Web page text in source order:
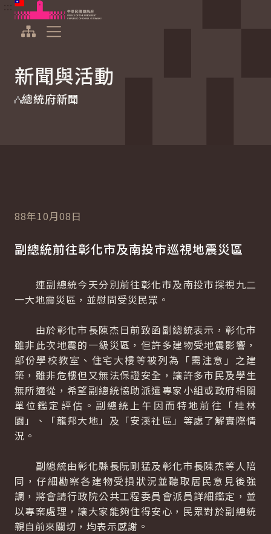
跳到主要內容
中華民國總統府
新聞與活動
總統府新聞
88年10月08日
副總統前往彰化市及南投市巡視地震災區
連副總統今天分別前往彰化市及南投市探視九二
一大地震災區，並慰問受災民眾。
由於彰化市長陳杰日前致函副總統表示，彰化市
雖非此次地震的一級災區，但許多建物受地震影響，
部份學校教室、住宅大樓等被列為「需注意」之建
築，雖非危樓但又無法保證安全，讓許多市民及學生
無所適從，希望副總統協助派遣專家小組或政府相關
單位鑑定評估。副總統上午因而特地前往「桂林
園」、「龍邦大地」及「安溪社區」等處了解實際情
況。
副總統由彰化縣長阮剛猛及彰化市長陳杰等人陪
同，仔細勘察各建物受損狀況並聽取居民意見後強
調，將會請行政院公共工程委員會派員詳細鑑定，並
以專案處理，讓大家能夠住得安心，民眾對於副總統
親自前來關切，均表示感謝。